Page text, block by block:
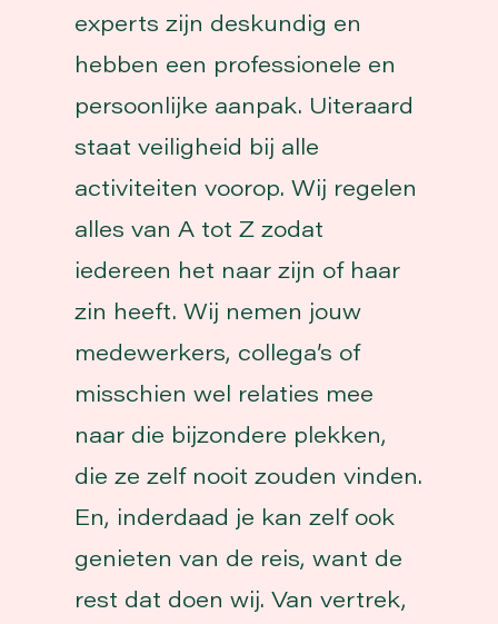
experts zijn deskundig en
hebben een professionele en
persoonlijke aanpak. Uiteraard
staat veiligheid bij alle
activiteiten voorop. Wij regelen
alles van A tot Z zodat
iedereen het naar zijn of haar
zin heeft. Wij nemen jouw
medewerkers, collega’s of
misschien wel relaties mee
naar die bijzondere plekken,
die ze zelf nooit zouden vinden.
En, inderdaad je kan zelf ook
genieten van de reis, want de
rest dat doen wij. Van vertrek,